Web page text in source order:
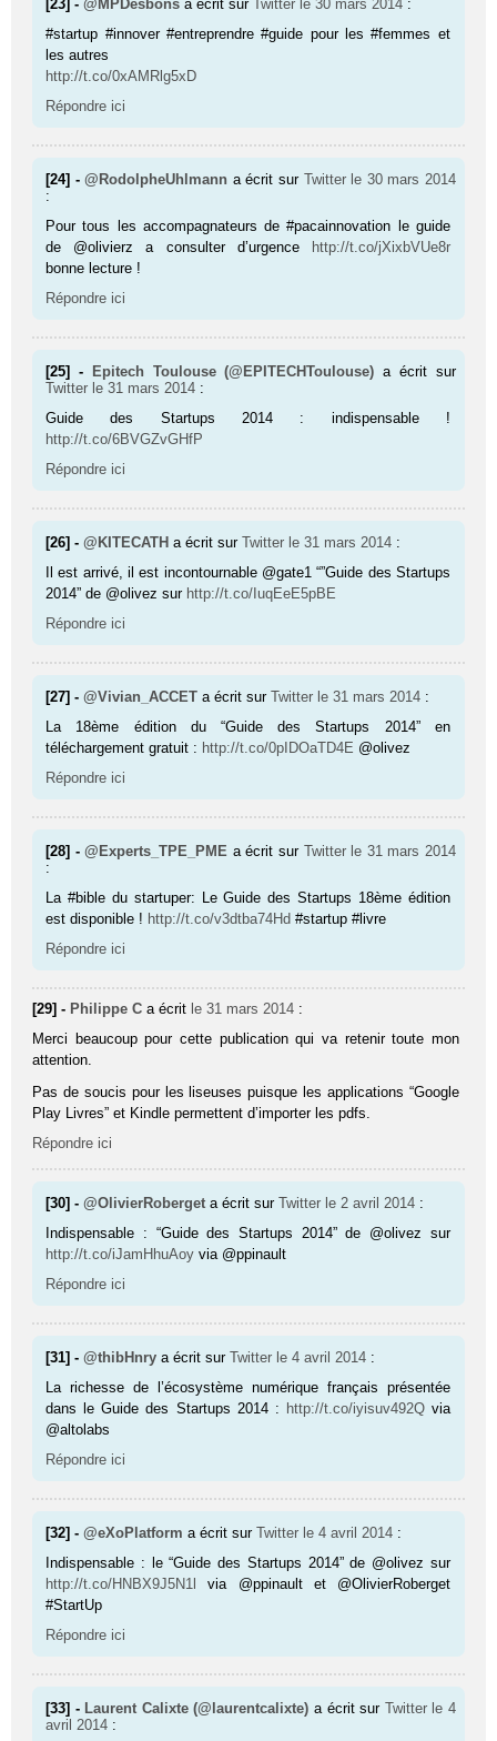
[23] -@MPDesbons a écrit sur Twitter le 30 mars 2014 :
#startup #innover #entreprendre #guide pour les #femmes et
les autres
http://t.co/0xAMRlg5xD
Répondre ici
[24] -@RodolpheUhlmann a écrit sur Twitter le 30 mars 2014
:
Pour tous les accompagnateurs de #pacainnovation le guide
de @olivierz a consulter d’urgence
http://t.co/jXixbVUe8r
bonne lecture !
Répondre ici
[25] - Epitech Toulouse (@EPITECHToulouse) a écrit sur
Twitter le 31 mars 2014 :
Guide des Startups 2014 : indispensable !
http://t.co/6BVGZvGHfP
Répondre ici
[26] -@KITECATH a écrit surTwitter le 31 mars 2014 :
Il est arrivé, il est incontournable @gate1 “”Guide des Startups
2014” de @olivez sur http://t.co/IuqEeE5pBE
Répondre ici
[27] -@Vivian_ACCET a écrit surTwitter le 31 mars 2014 :
La 18ème édition du “Guide des Startups 2014” en
téléchargement gratuit : http://t.co/0pIDOaTD4E @olivez
Répondre ici
[28] -@Experts_TPE_PME a écrit sur Twitter le 31 mars 2014
:
La #bible du startuper: Le Guide des Startups 18ème édition
est disponible ! http://t.co/v3dtba74Hd #startup #livre
Répondre ici
[29] - Philippe C a écrit le 31 mars 2014 :
Merci beaucoup pour cette publication qui va retenir toute mon
attention.
Pas de soucis pour les liseuses puisque les applications “Google
Play Livres” et Kindle permettent d’importer les pdfs.
Répondre ici
[30] -@OlivierRoberget a écrit surTwitter le 2 avril 2014 :
Indispensable : “Guide des Startups 2014” de @olivez sur
http://t.co/iJamHhuAoy via @ppinault
Répondre ici
[31] -@thibHnry a écrit surTwitter le 4 avril 2014 :
La richesse de l’écosystème numérique français présentée
dans le Guide des Startups 2014 : http://t.co/iyisuv492Qvia
@altolabs
Répondre ici
[32] -@eXoPlatform a écrit surTwitter le 4 avril 2014 :
Indispensable : le “Guide des Startups 2014” de @olivez sur
http://t.co/HNBX9J5N1l
via @ppinault et @OlivierRoberget
#StartUp
Répondre ici
[33] - Laurent Calixte (@laurentcalixte) a écrit sur Twitter le 4
avril 2014 :